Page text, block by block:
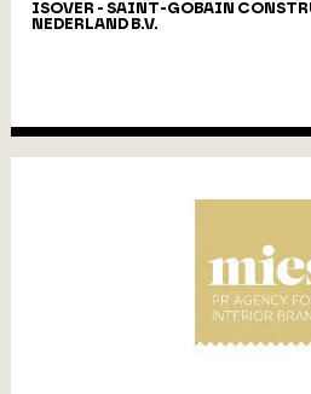
ISOVER - SAINT-GOBAIN
NEDERLAND B.V.